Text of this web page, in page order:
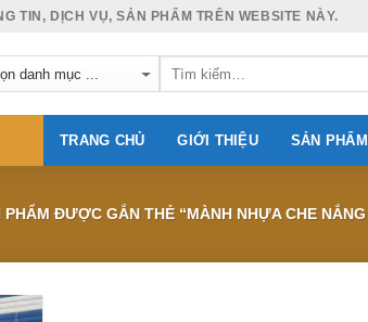
TIN, DỊCH VỤ, SẢN PHẨM TRÊN WEBSITE NÀY.
TRANG CHỦ GIỚI THIỆU SẢN PHẨM
PHẨM ĐƯỢC GẮN THẺ “MÀNH NHỰA CHE NẮNG